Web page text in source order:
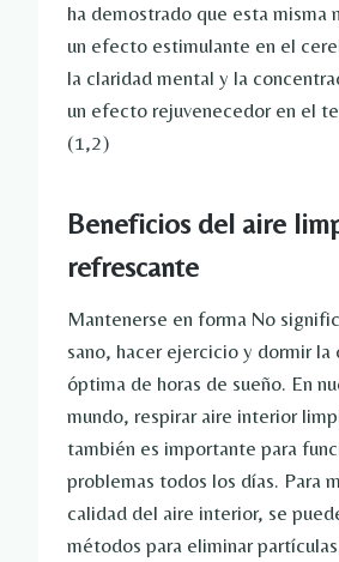
ha demostrado que esta misma
un efecto estimulante en el
la claridad mental y la
un efecto rejuvenecedor en el
(1,2)
Beneficios del aire
refrescante
Mantenerse en forma No
sano, hacer ejercicio y dormir la
óptima de horas de sueño. En
mundo, respirar aire interior
también es importante para
problemas todos los días. Para
calidad del aire interior, se
métodos para eliminar